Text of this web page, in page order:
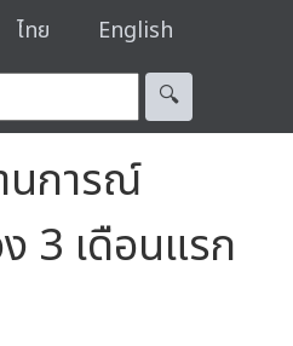
ไทย English
🔍︎
นการณ์
3 เดือนแรก